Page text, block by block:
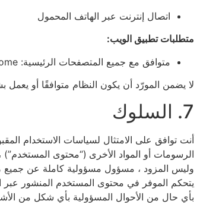
اتصال إنترنت عبر الهاتف المحمول
متطلبات تطبيق الويب:
متوافق مع جميع المتصفحات الرئيسية: Google Chrome وMozilla Firefox وSafari وEdge وغيرها
لا يضمن المورّد أن يكون النظام متوافقًا أو
7. السلوك
أنت توافق على الامتثال لسياسات الاستخدام
الرسومات أو المواد الأخرى (“محتوى
وليس المزود ، مسؤول مسؤولية كاملة عن جميع
يتحكم الموفر في محتوى المستخدم المنشور عبر
بأي حال من الأحوال المسؤولية بأي شكل من